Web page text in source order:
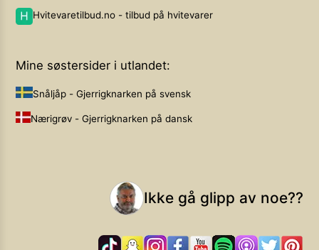
Hvitevaretilbud.no - tilbud på hvitevarer
Mine søstersider i utlandet:
Snåljåp - Gjerrigknarken på svensk
Nærigrøv - Gjerrigknarken på dansk
Ikke gå glipp av noe??